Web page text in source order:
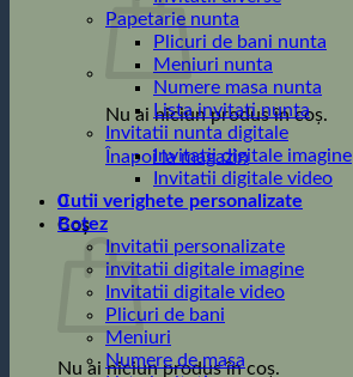
Nu ai niciun produs în coș.
Înapoi la magazin
0
Coș
Nu ai niciun produs în coș.
Papetarie nunta
Plicuri de bani nunta
Meniuri nunta
Numere masa nunta
Lista invitati nunta
Invitatii nunta digitale
Invitatii digitale imagine
Invitatii digitale video
Cutii verighete personalizate
Botez
Invitatii personalizate
invitatii digitale imagine
Invitatii digitale video
Plicuri de bani
Meniuri
Numere de masa